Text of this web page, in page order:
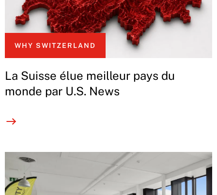
WHY SWITZERLAND
La Suisse élue meilleur pays du
monde par U.S. News